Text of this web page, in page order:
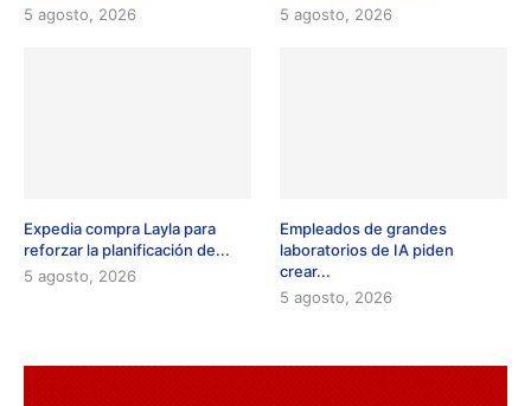
5 agosto, 2026
5 agosto, 2026
Expedia compra Layla para
reforzar la planificación de...
5 agosto, 2026
Empleados de grandes
laboratorios de IA piden
crear...
5 agosto, 2026